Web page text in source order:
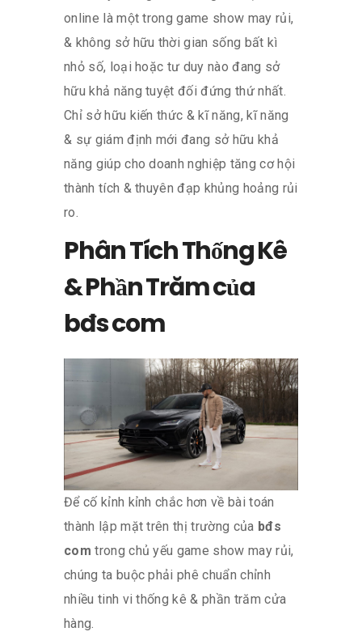
online là một trong game show may rủi,
& không sở hữu thời gian sống bất kì
nhỏ số, loại hoặc tư duy nào đang sở
hữu khả năng tuyệt đối đứng thứ nhất.
Chỉ sở hữu kiến thức & kĩ năng, kĩ năng
& sự giám định mới đang sở hữu khả
năng giúp cho doanh nghiệp tăng cơ hội
thành tích & thuyên đạp khủng hoảng rủi
ro.
Phân Tích Thống Kê
& Phần Trăm của
bđs com
Để cố kỉnh kỉnh chắc hơn về bài toán
thành lập mặt trên thị trường của bđs
com trong chủ yếu game show may rủi,
chúng ta buộc phải phê chuẩn chỉnh
nhiều tinh vi thống kê & phần trăm cửa
hàng.